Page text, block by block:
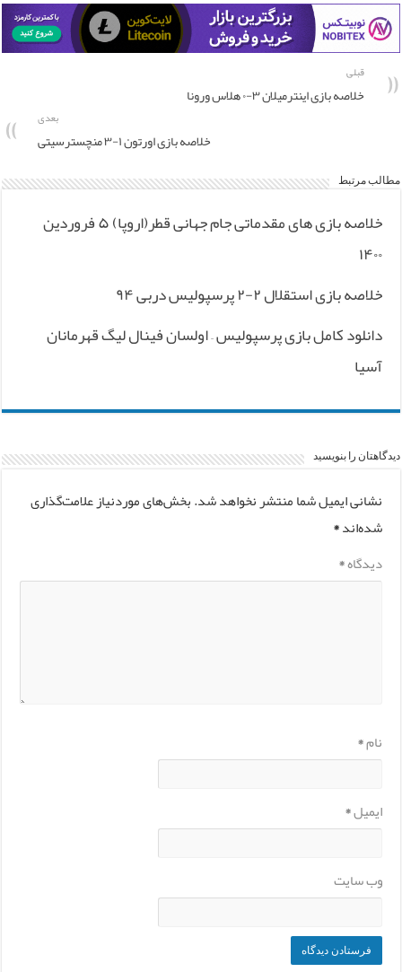
قبلی
خلاصه بازی اینترمیلان ۳-۰ هلاس ورونا
بعدی
خلاصه بازی اورتون ۱-۳ منچسترسیتی
مطالب مرتبط
خلاصه بازی های مقدماتی جام جهانی قطر(اروپا) ۵ فروردین
۱۴۰۰
خلاصه بازی استقلال ۲-۲ پرسپولیس دربی ۹۴
دانلود کامل بازی پرسپولیس – اولسان فینال لیگ قهرمانان
آسیا
دیدگاهتان را بنویسید
نشانی ایمیل شما منتشر نخواهد شد.بخش‌های موردنیاز علامت‌گذاری
شده‌اند*
دیدگاه*
نام*
ایمیل*
وب‌ سایت